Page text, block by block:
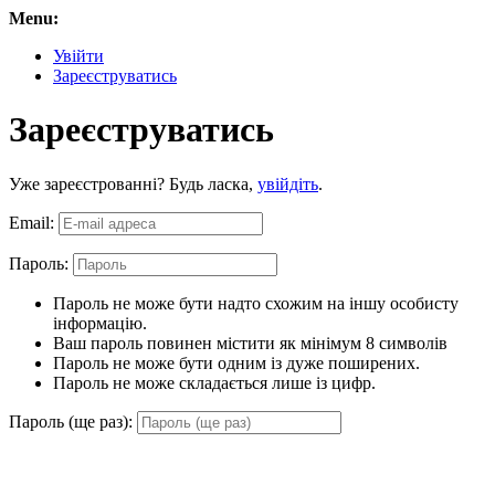
Menu:
Увійти
Зареєструватись
Зареєструватись
Уже зареєстрованні? Будь ласка, увійдіть.
Email:
Пароль:
Пароль не може бути надто схожим на іншу особисту
інформацію.
Ваш пароль повинен містити як мінімум 8 символів
Пароль не може бути одним із дуже поширених.
Пароль не може складається лише із цифр.
Пароль (ще раз):